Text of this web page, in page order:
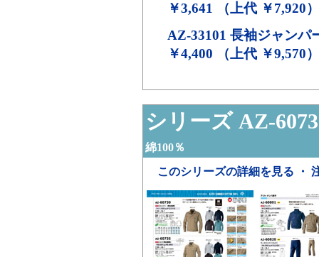
￥3,641 （上代 ￥7,920）
AZ-33101 長袖ジャンパ
￥4,400 （上代 ￥9,570）
シリーズ AZ-
綿100％
このシリーズの詳細を見る ・